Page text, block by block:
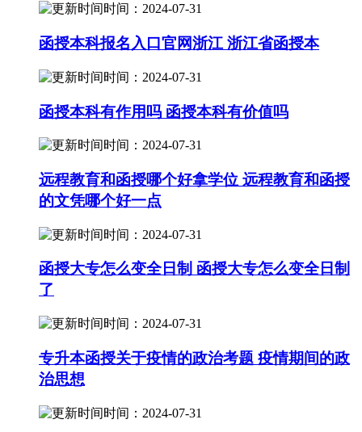
时间：2024-07-31
函授本科报名入口官网浙江 浙江省函授本
时间：2024-07-31
函授本科有作用吗 函授本科有价值吗
时间：2024-07-31
远程教育和函授哪个好拿学位 远程教育和函授
的文凭哪个好一点
时间：2024-07-31
函授大专怎么变全日制 函授大专怎么变全日制
了
时间：2024-07-31
专升本函授关于疫情的政治考题 疫情期间的政
治思想
时间：2024-07-31